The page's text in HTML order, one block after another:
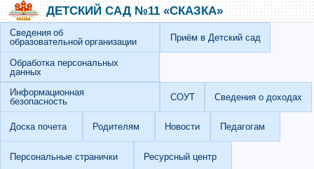
Перейти к основному содержанию
Skip to searchДЕТСКИЙ САД №11 «СКАЗКА»
Сведения об
образовательной организации
Приём в Детский сад
Обработка персональных
данных
Информационная
безопасность
СОУТ Сведения о доходах
Доска почета Родителям Новости Педагогам
Персональные странички Ресурсный центр